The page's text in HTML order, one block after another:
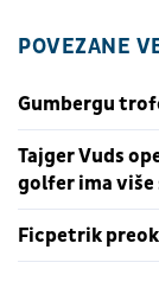
POVEZANE
Gumbergu
Tajger Vuds
golfer ima više
Ficpetrik